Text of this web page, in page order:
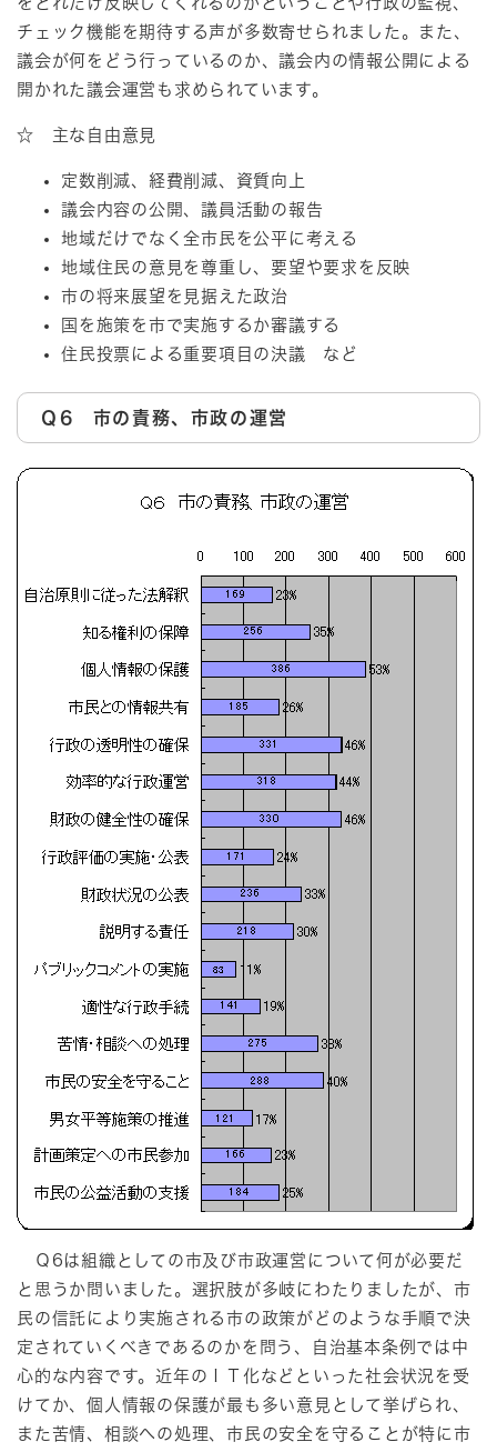
チェック機能を期待する声が多数寄せられました。また、
議会が何をどう行っているのか、議会内の情報公開による
開かれた議会運営も求められています。
☆ 主な自由意見
定数削減、経費削減、資質向上
議会内容の公開、議員活動の報告
地域だけでなく全市民を公平に考える
地域住民の意見を尊重し、要望や要求を反映
市の将来展望を見据えた政治
国を施策を市で実施するか審議する
住民投票による重要項目の決議 など
Ｑ6 市の責務、市政の運営
Ｑ6は組織としての市及び市政運営について何が必要だ
と思うか問いました。選択肢が多岐にわたりましたが、市
民の信託により実施される市の政策がどのような手順で決
定されていくべきであるのかを問う、自治基本条例では中
心的な内容です。近年のＩＴ化などといった社会状況を受
けてか、個人情報の保護が最も多い意見として挙げられ、
また苦情、相談への処理、市民の安全を守ることが特に市